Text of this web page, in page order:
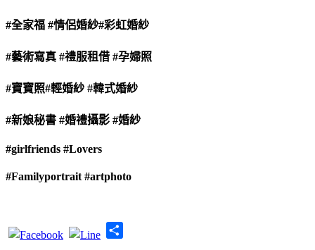
#全家福 #情侶婚紗#彩虹婚紗
#藝術寫真 #禮服租借 #孕婦照
#寶寶照#輕婚紗 #韓式婚紗
#新娘秘書 #婚禮攝影 #婚紗
#girlfriends #Lovers
#Familyportrait #artphoto